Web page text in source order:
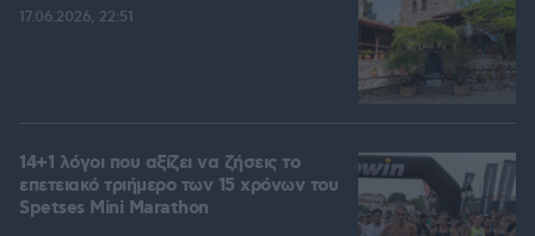
17.06.2026, 22:51
14+1 λόγοι που αξίζει να ζήσεις το
επετειακό τριήμερο των 15 χρόνων του
Spetses Mini Marathon